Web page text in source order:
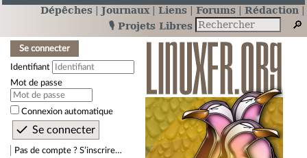
Dépêches Journaux Liens Forums
Rédaction
🎙️ Projets Libres
Se connecter
Identifiant
Mot de passe
Connexion automatique
Pas de compte ? S’inscrire…